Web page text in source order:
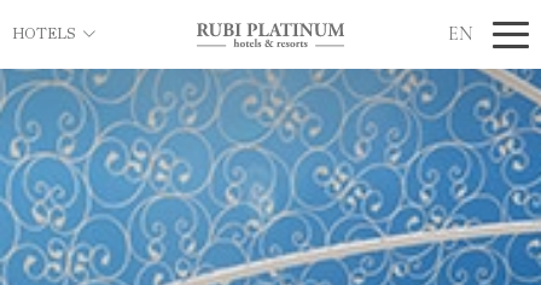
HOTELS EN